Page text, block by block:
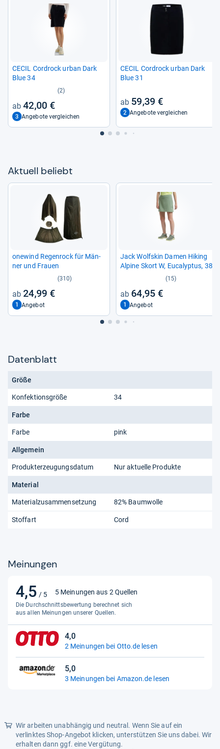
CECIL Cor­d­rock urban Dark
Blue 34
(2)
42,00 €
3 Angebote vergleichen
CECIL Cor­d­rock urban Dark
Blue 31
59,39 €
2 Angebote vergleichen
Aktu­ell beliebt
one­wind Regen­rock für Män­
ner und Frauen
(310)
24,99 €
1 Angebot
Jack Wolf­skin Damen Hiking
Alpine Skort W, Euca­lyp­tus, 38
(15)
64,95 €
1 Angebot
Datenblatt
Größe
Konfektionsgröße 34
Farbe
Farbe pink
Allgemein
Produkterzeugungsdatum Nur aktuelle Produkte
Material
Materialzusammensetzung 82% Baumwolle
Stoffart Cord
Meinungen
4,5 / 5
4,5
von
5
Sternen
5 Meinungen aus 2 Quellen
Die Durchschnittsbewertung berechnet sich
aus allen Meinungen unserer Quellen.
4,0
4,0
von
Sternen
2 Meinungen bei Otto.de lesen
5,0
5,0
von
3 Meinungen bei Amazon.de lesen
Wir arbeiten unabhängig und neutral. Wenn Sie auf ein
verlinktes Shop-Angebot klicken, unterstützen Sie uns dabei. Wir
erhalten dann ggf. eine Vergütung.